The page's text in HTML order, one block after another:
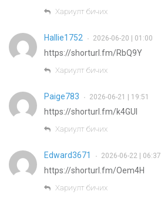
Хариулт бичих
Hallie1752 • 2026-06-20 | 01:00
https://shorturl.fm/RbQ9Y
Хариулт бичих
Paige783 • 2026-06-21 | 19:51
https://shorturl.fm/k4GUI
Хариулт бичих
Edward3671 • 2026-06-22 | 06:37
https://shorturl.fm/Oem4H
Хариулт бичих